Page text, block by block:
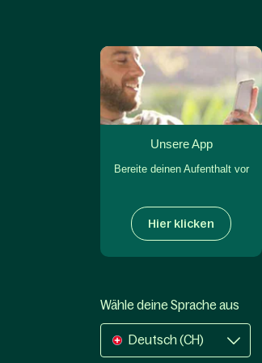
Unsere App
Bereite deinen Aufenthalt vor
Hier klicken
Wähle deine Sprache aus
Deutsch (CH)